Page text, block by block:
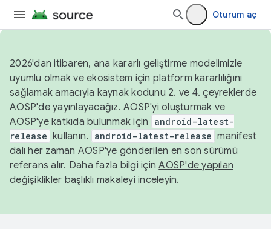
Oturum aç
2026'dan itibaren, ana kararlı geliştirme modelimizle
uyumlu olmak ve ekosistem için platform kararlılığını
sağlamak amacıyla kaynak kodunu 2. ve 4. çeyreklerde
AOSP'de yayınlayacağız. AOSP'yi oluşturmak ve
AOSP'ye katkıda bulunmak için
android-latest-
release kullanın. android-latest-release manifest
dalı her zaman AOSP'ye gönderilen en son sürümü
referans alır. Daha fazla bilgi içinAOSP'de yapılan
değişiklikler başlıklı makaleyi inceleyin.